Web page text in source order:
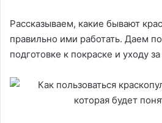
Рассказываем, какие бывают
правильно ими работать. Даем
подготовке к покраске и уходу